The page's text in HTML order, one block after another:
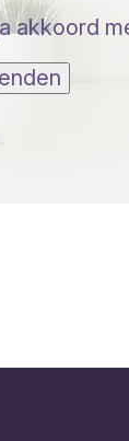
akkoord